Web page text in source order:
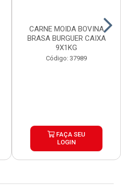
CARNE MOIDA BOVINA
BRASA BURGUER CAIXA
9X1KG
Código: 37989
FAÇA SEU
LOGIN